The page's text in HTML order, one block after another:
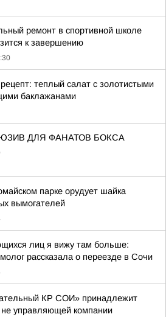
ремонт в спортивной школе
к завершению
теплый салат с золотистыми
баклажанами
ДЛЯ ФАНАТОВ БОКСА
парке орудует шайка
вымогателей
лиц я вижу там больше:
рассказала о переезде в Сочи
КР СОИ» принадлежит
управляющей компании